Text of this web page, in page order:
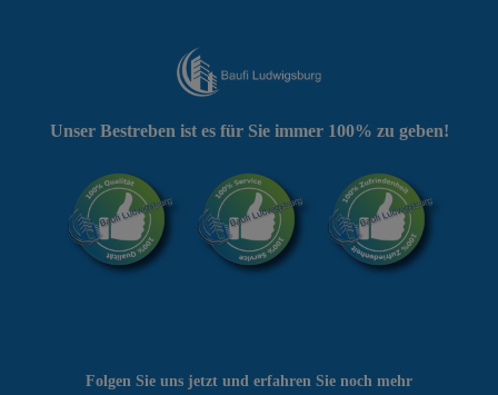
Folgen Sie uns jetzt und erfahren Sie noch mehr
Unser Bestreben ist es für Sie immer 100% zu geben!